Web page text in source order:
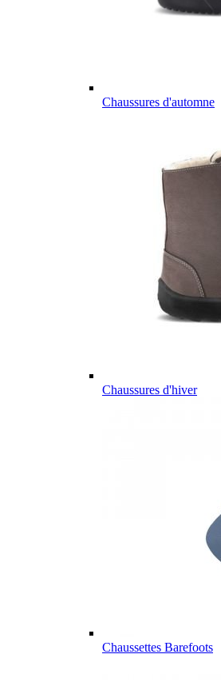
Chaussures d'automne
Chaussures d'hiver
Chaussettes Barefoots